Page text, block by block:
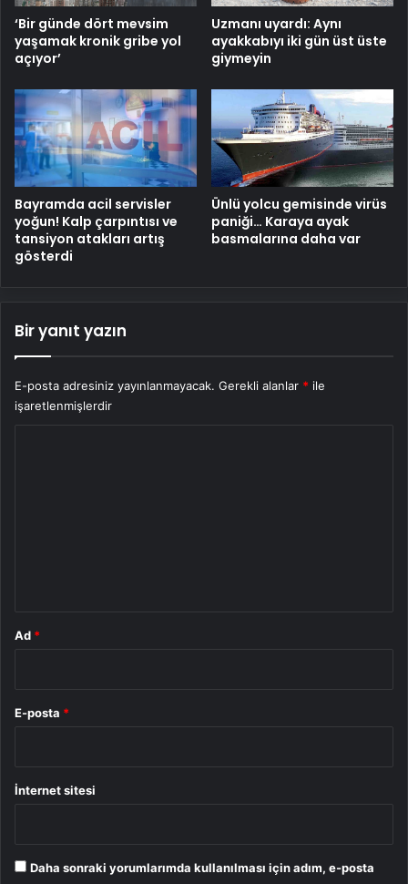
‘Bir günde dört mevsim
yaşamak kronik gribe yol
açıyor’
Uzmanı uyardı: Aynı
ayakkabıyı iki gün üst üste
giymeyin
Bayramda acil servisler
yoğun! Kalp çarpıntısı ve
tansiyon atakları artış
gösterdi
Ünlü yolcu gemisinde virüs
paniği… Karaya ayak
basmalarına daha var
Bir yanıt yazın
E-posta adresiniz yayınlanmayacak. Gerekli alanlar * ile
işaretlenmişlerdir
Ad *
E-posta *
İnternet sitesi
Daha sonraki yorumlarımda kullanılması için adım, e-posta